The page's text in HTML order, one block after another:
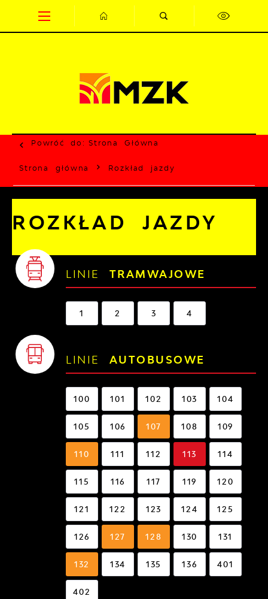
Przejdź do menu.
Przejdź do wyszukiwarki.
Przejdź do treści.
Przejdź do ustawień wielkości czcionki.
Wyłącz wersję kontrastową strony.
Powróć do: Strona Główna
Strona główna Rozkład jazdy
ROZKŁAD JAZDY
LINIE TRAMWAJOWE
1 2 3 4
LINIE AUTOBUSOWE
100 101 102 103 104
105 106 107 108 109
110 111 112 113 114
115 116 117 119 120
121 122 123 124 125
126 127 128 130 131
132 134 135 136 401
402